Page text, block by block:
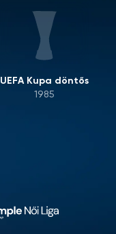
UEFA Kupa döntős
1985